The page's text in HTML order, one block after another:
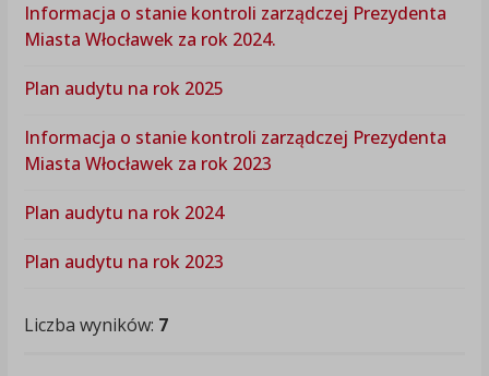
Informacja o stanie kontroli zarządczej Prezydenta
Miasta Włocławek za rok 2024.
Plan audytu na rok 2025
Informacja o stanie kontroli zarządczej Prezydenta
Miasta Włocławek za rok 2023
Plan audytu na rok 2024
Plan audytu na rok 2023
Liczba wyników: 7